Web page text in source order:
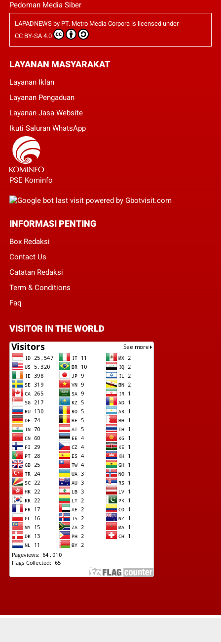
Pedoman Media Siber
LAPADNEWSby PT. Metro Media Corporais licensed under
CC BY-SA 4.0
LAYANAN MASYARAKAT
Layanan Iklan
Layanan Pengaduan
Layanan Jasa Website
Ikuti Saluran WhatsApp
PSE Kominfo
INFORMASI PENTING
Box Redaksi
Contact Us
Catatan Redaksi
Term & Conditions
Faq
VISITOR IN THE WORLD